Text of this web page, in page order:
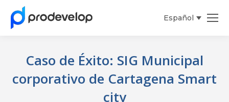
Español
Caso de Éxito: SIG Municipal
corporativo de Cartagena Smart
city